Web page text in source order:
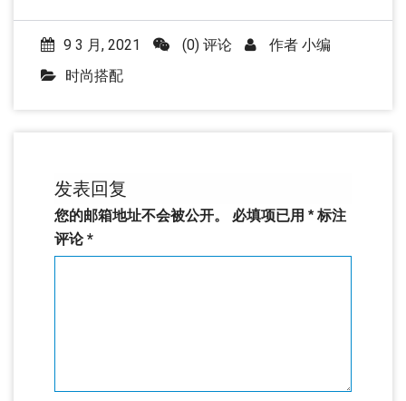
9 3 月, 2021 (0) 评论 作者 小编
时尚搭配
发表回复
您的邮箱地址不会被公开。 必填项已用 * 标注
评论*